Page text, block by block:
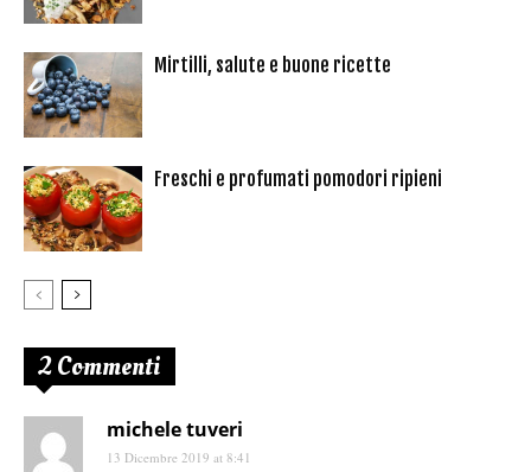
Mirtilli, salute e buone ricette
Freschi e profumati pomodori ripieni
2 Commenti
michele tuveri
13 Dicembre 2019 at 8:41